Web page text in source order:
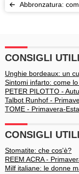
Abbronzatura:
CONSIGLI UTILI
Unghie bordeaux: un
Sintomi infarto: come
PETER PILOTTO -
Talbot Runhof -
TOME - Primavera-
CONSIGLI UTILI
Stomatite: che cos'è?
REEM ACRA -
Milf italiane: le donne